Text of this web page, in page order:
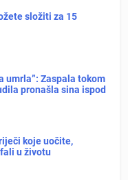
složiti za 15
umrla”: Zaspala tokom
pronašla sina ispod
koje uočite,
u životu